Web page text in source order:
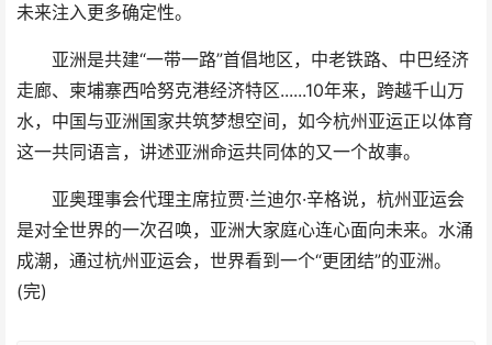
未来注入更多确定性。
亚洲是共建“一带一路”首倡地区，中老铁路、中巴经济
走廊、柬埔寨西哈努克港经济特区......10年来，跨越千山万
水，中国与亚洲国家共筑梦想空间，如今杭州亚运正以体育
这一共同语言，讲述亚洲命运共同体的又一个故事。
亚奥理事会代理主席拉贾·兰迪尔·辛格说，杭州亚运会
是对全世界的一次召唤，亚洲大家庭心连心面向未来。水涌
成潮，通过杭州亚运会，世界看到一个“更团结”的亚洲。
(完)